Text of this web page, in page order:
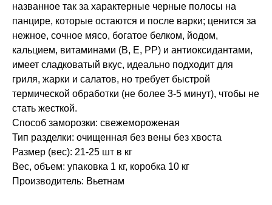
названное так за характерные черные полосы на
панцире, которые остаются и после варки; ценится за
нежное, сочное мясо, богатое белком, йодом,
кальцием, витаминами (B, E, PP) и антиоксидантами,
имеет сладковатый вкус, идеально подходит для
гриля, жарки и салатов, но требует быстрой
термической обработки (не более 3-5 минут), чтобы не
стать жесткой.
Способ заморозки: свежемороженая
Тип разделки: очищенная без вены без хвоста
Размер (вес): 21-25 шт в кг
Вес, объем: упаковка 1 кг, коробка 10 кг
Производитель: Вьетнам